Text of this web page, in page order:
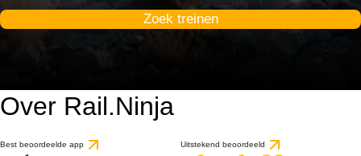
Zoek treinen
Over Rail.Ninja
Best beoordeelde app Uitstekend beoordeeld